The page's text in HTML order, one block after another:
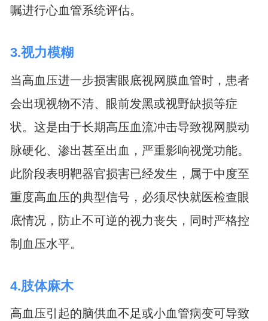
嘱进行心血管系统评估。
3.视力模糊
当高血压进一步损害眼底视网膜血管时，患者
会出现视物不清、眼前发黑或视野缺损等症
状。这是由于长期高压血流冲击导致视网膜动
脉硬化、渗出甚至出血，严重影响视觉功能。
此阶段表明靶器官损害已经发生，属于中度至
重度高血压的典型信号，必须尽快就医检查眼
底情况，防止不可逆的视力丧失，同时严格控
制血压水平。
4.肢体麻木
高血压引起的脑供血不足或小血管病变可导致